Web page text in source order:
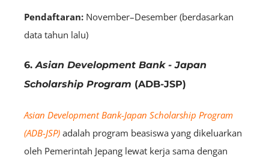
Pendaftaran: November–Desember (berdasarkan
data tahun lalu)
6.Asian Development Bank - Japan
Scholarship Program (ADB-JSP)
Asian Development Bank-Japan Scholarship Program
(ADB-JSP) adalah program beasiswa yang dikeluarkan
oleh Pemerintah Jepang lewat kerja sama dengan